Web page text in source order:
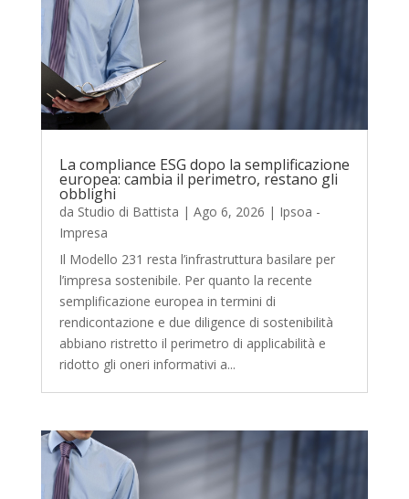
La compliance ESG dopo la semplificazione
europea: cambia il perimetro, restano gli
obblighi
da Studio di Battista | Ago 6, 2026 | Ipsoa -
Impresa
Il Modello 231 resta l’infrastruttura basilare per
l’impresa sostenibile. Per quanto la recente
semplificazione europea in termini di
rendicontazione e due diligence di sostenibilità
abbiano ristretto il perimetro di applicabilità e
ridotto gli oneri informativi a...